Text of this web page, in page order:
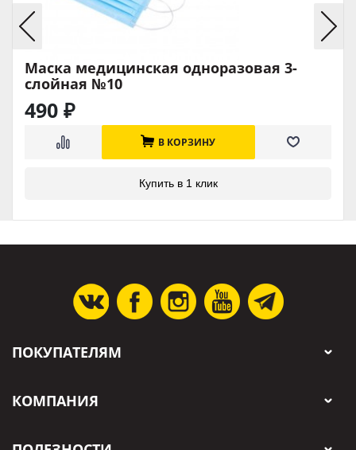
Маска медицинская одноразовая 3-
слойная №10
490 ₽
В КОРЗИНУ
Купить в 1 клик
ПОКУПАТЕЛЯМ
КОМПАНИЯ